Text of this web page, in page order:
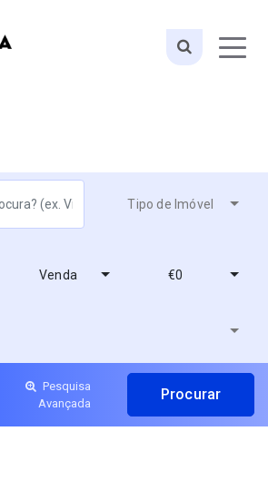
Tipo de Imóvel
Venda €0
Pesquisa
Avançada